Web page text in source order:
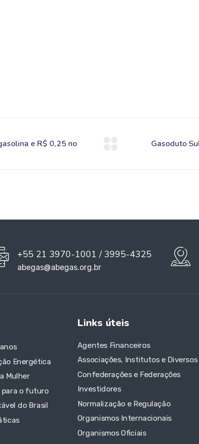
+55 21 3970-1001 / 3995-4325
abegas@abegas.org.br
Energética
Mulher
para o futuro
do Brasil
Links úteis
Agentes Financeiros
Associações, Institutos e Diversos
Confederações e Federações
Investidores
Normalização e Regulação
Organismos Internacionais
Organismos Oficiais